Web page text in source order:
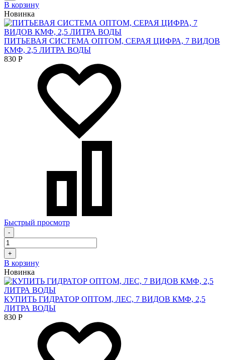
В корзину
Новинка
ПИТЬЕВАЯ СИСТЕМА ОПТОМ, СЕРАЯ ЦИФРА, 7 ВИДОВ
КМФ, 2,5 ЛИТРА ВОДЫ
830 Р
Быстрый просмотр
-
+
В корзину
Новинка
КУПИТЬ ГИДРАТОР ОПТОМ, ЛЕС, 7 ВИДОВ КМФ, 2,5
ЛИТРА ВОДЫ
830 Р